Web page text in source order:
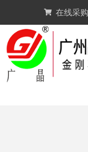
至
内
容
在线采